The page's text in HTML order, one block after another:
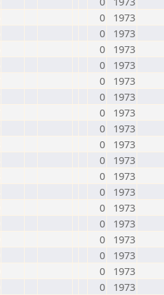
0
1973
0
1973
0
1973
0
1973
0
1973
0
1973
0
1973
0
1973
0
1973
0
1973
0
1973
0
1973
0
1973
0
1973
0
1973
0
1973
0
1973
0
1973